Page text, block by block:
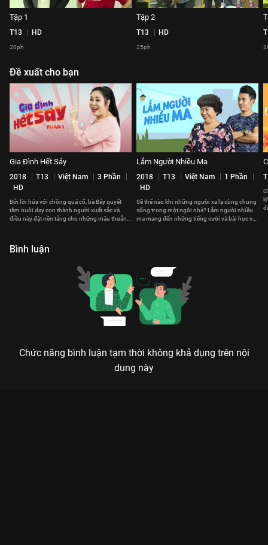
Tập 1
T13 HD
20ph
Tập 2
T13 HD
25ph
Đề xuất cho bạn
Gia Đình Hết Sảy
2018 T13 Việt Nam
3 Phần
HD
Bởi lời hứa với chồng quá cố, bà Bảy quyết
tâm nuôi dạy con thành người xuất sắc và
điều này đặt nền tảng cho những mâu thuẫn
Lắm Người Nhiều Ma
2018 T13 Việt Nam
1 Phần
HD
Sẽ thế nào khi những người xa lạ cùng chung
sống trong một ngôi nhà? Lắm người nhiều
ma mang đến những tiếng cười và bài học về
Bình luận
Chức năng bình luận tạm thời không khả dụng trên nội
dung này